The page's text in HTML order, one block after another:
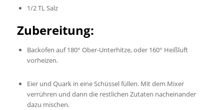
1/2 TL Salz
Zubereitung:
Backofen auf 180° Ober-Unterhitze, oder 160° Heißluft
vorheizen.
Eier und Quark in eine Schüssel füllen. Mit dem Mixer
verrühren und dann die restlichen Zutaten nacheinander
dazu mischen.